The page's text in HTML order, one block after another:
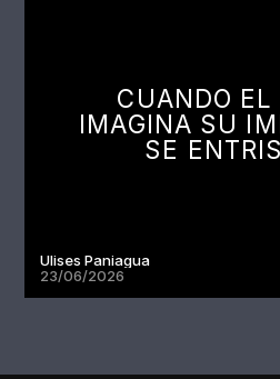
CUANDO EL
IMAGINA SU
SE
Ulises Paniagua
23/06/2026